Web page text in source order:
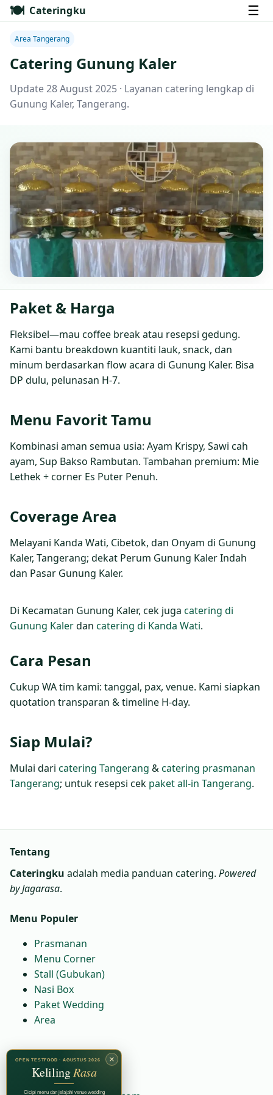
🍽️ Cateringku ☰
Area Tangerang
Catering Gunung Kaler
Update 28 August 2025 · Layanan catering lengkap di
Gunung Kaler, Tangerang.
Paket & Harga
Fleksibel—mau coffee break atau resepsi gedung.
Kami bantu breakdown kuantiti lauk, snack, dan
minum berdasarkan flow acara di Gunung Kaler. Bisa
DP dulu, pelunasan H‑7.
Menu Favorit Tamu
Kombinasi aman semua usia: Ayam Krispy, Sawi cah
ayam, Sup Bakso Rambutan. Tambahan premium: Mie
Lethek + corner Es Puter Penuh.
Coverage Area
Melayani Kanda Wati, Cibetok, dan Onyam di Gunung
Kaler, Tangerang; dekat Perum Gunung Kaler Indah
dan Pasar Gunung Kaler.
Di Kecamatan Gunung Kaler, cek juga catering di
Gunung Kalerdan catering di Kanda Wati.
Cara Pesan
Cukup WA tim kami: tanggal, pax, venue. Kami siapkan
quotation transparan & timeline H‑day.
Siap Mulai?
Mulai dari catering Tangerang &catering prasmanan
Tangerang; untuk resepsi cek paket all‑in Tangerang.
Tentang
Cateringku adalah media panduan catering. Powered
by Jagarasa.
Menu Populer
Prasmanan
Menu Corner
Stall (Gubukan)
Nasi Box
Paket Wedding
Area
Kontak
6281230081664
×
OPEN TESTFOOD · AGUSTUS 2026
KelilingRasa
Cicipi menu dan jelajahi venue wedding